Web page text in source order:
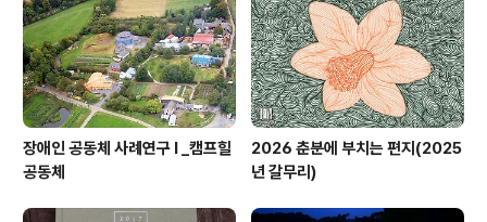
장애인 공동체 사례연구 I _캠프힐
공동체
2026 춘분에 부치는 편지(2025
년 갈무리)